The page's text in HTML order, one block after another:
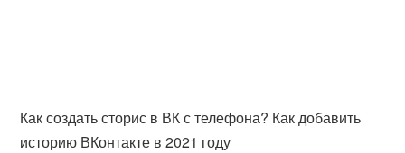
Как создать сторис в ВК с телефона? Как добавить
историю ВКонтакте в 2021 году